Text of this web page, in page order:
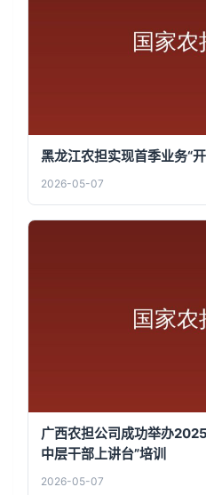
黑龙江农担实现首季业务“
2026-05-07
广西农担公司成功举办
中层干部上讲台”培训
2026-05-07